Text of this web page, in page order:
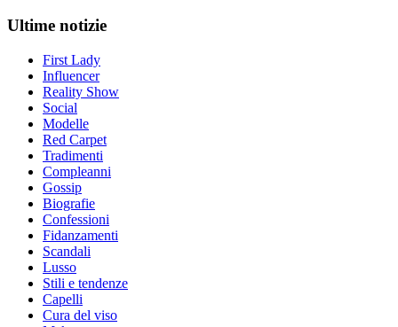
Ultime notizie
First Lady
Influencer
Reality Show
Social
Modelle
Red Carpet
Tradimenti
Compleanni
Gossip
Biografie
Confessioni
Fidanzamenti
Scandali
Lusso
Stili e tendenze
Capelli
Cura del viso